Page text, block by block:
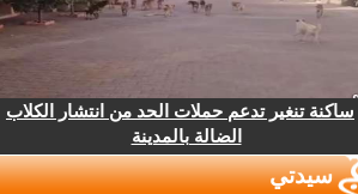
ساكنة تنغير تدعم حملات الحد من انتشار الكلاب
الضالة بالمدينة
سيدتي